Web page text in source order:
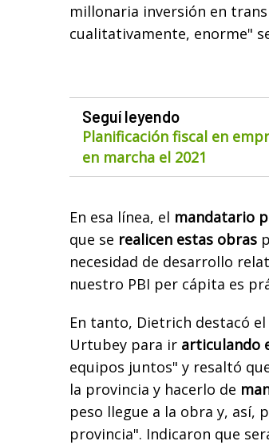
millonaria inversión en
cualitativamente, enorme"
Seguí leyendo
Planificación fiscal en
en marcha el 2021
En esa línea, el mandatario
que se realicen estas obras
necesidad de desarrollo
nuestro PBI per cápita es
En tanto, Dietrich destacó
Urtubey para ir articulando
equipos juntos" y resaltó
la provincia y hacerlo de
peso llegue a la obra y, así,
provincia". Indicaron que